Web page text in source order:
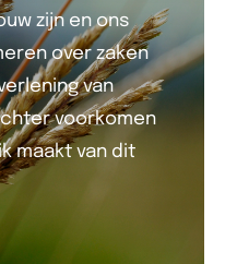
zijn en ons
over zaken
van
voorkomen
maakt van dit